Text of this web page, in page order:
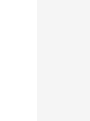
FACEBOOK
SUR